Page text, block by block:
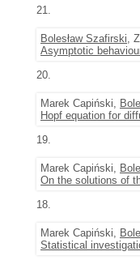
21.
Bolesław Szafirski,
Asymptotic
20.
Marek Capiński,
Hopf equation for
19.
Marek Capiński,
On the solutions of
18.
Marek Capiński,
Statistical